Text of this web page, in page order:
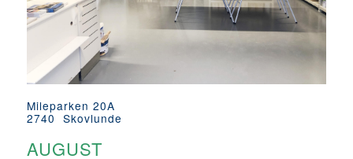
Mileparken 20A
2740 Skovlunde
AUGUST